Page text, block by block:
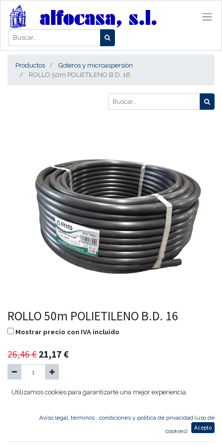
Productos
Goteros y microaspersión
ROLLO 50m POLIETILENO B.D. 16
ROLLO 50m POLIETILENO B.D. 16
Mostrar precio con IVA incluido
26,46€ 21,17 €
Agregar al carrito
Utilizamos cookies para garantizarte una mejor experiencia.
Aviso legal, términos , condiciones y política de privacidad (uso de
cookies)
Acepto